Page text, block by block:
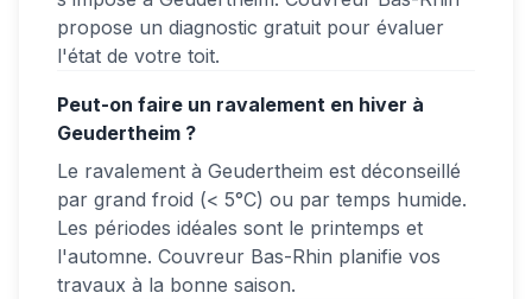
propose un diagnostic gratuit pour évaluer
l'état de votre toit.
Peut-on faire un ravalement en hiver à
Geudertheim ?
Le ravalement à Geudertheim est déconseillé
par grand froid (< 5°C) ou par temps humide.
Les périodes idéales sont le printemps et
l'automne. Couvreur Bas-Rhin planifie vos
travaux à la bonne saison.